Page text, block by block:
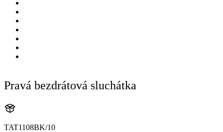
Pravá bezdrátová sluchátka
TAT1108BK/10